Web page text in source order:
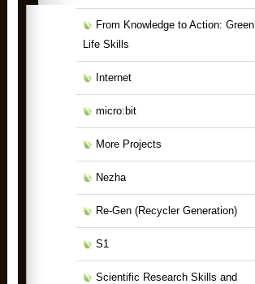
From Knowledge to Action: Green
Life Skills
Internet
micro:bit
More Projects
Nezha
Re-Gen (Recycler Generation)
S1
Scientific Research Skills and